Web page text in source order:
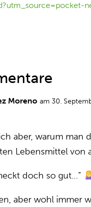
Moreno am 30.
aber, warum man
Lebensmittel von
doch so gut…”
aber wohl immer